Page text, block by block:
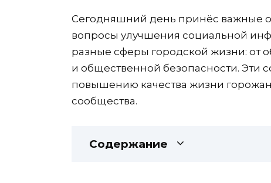
Сегодняшний день принёс важные
вопросы улучшения социальной
разные сферы городской жизни: от
и общественной безопасности. Эти
повышению качества жизни
сообщества.
Содержание